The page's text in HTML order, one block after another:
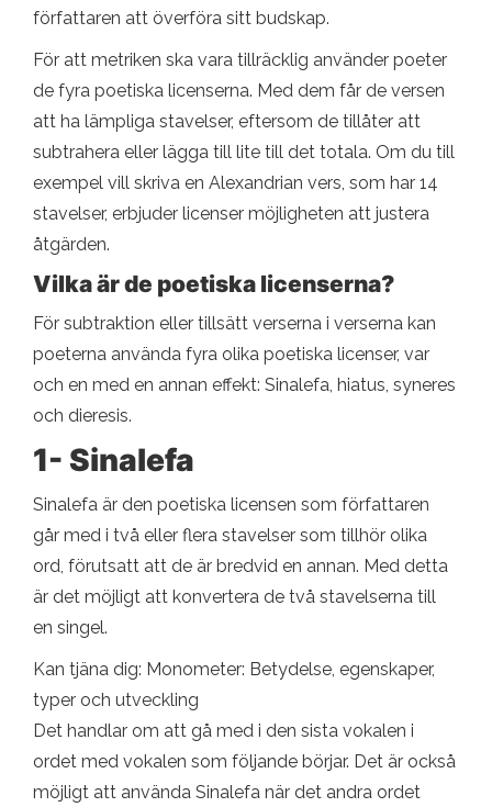
författaren att överföra sitt budskap.
För att metriken ska vara tillräcklig använder poeter
de fyra poetiska licenserna. Med dem får de versen
att ha lämpliga stavelser, eftersom de tillåter att
subtrahera eller lägga till lite till det totala. Om du till
exempel vill skriva en Alexandrian vers, som har 14
stavelser, erbjuder licenser möjligheten att justera
åtgärden.
Vilka är de poetiska licenserna?
För subtraktion eller tillsätt verserna i verserna kan
poeterna använda fyra olika poetiska licenser, var
och en med en annan effekt: Sinalefa, hiatus, syneres
och dieresis.
1- Sinalefa
Sinalefa är den poetiska licensen som författaren
går med i två eller flera stavelser som tillhör olika
ord, förutsatt att de är bredvid en annan. Med detta
är det möjligt att konvertera de två stavelserna till
en singel.
Kan tjäna dig: Monometer: Betydelse, egenskaper,
typer och utveckling
Det handlar om att gå med i den sista vokalen i
ordet med vokalen som följande börjar. Det är också
möjligt att använda Sinalefa när det andra ordet